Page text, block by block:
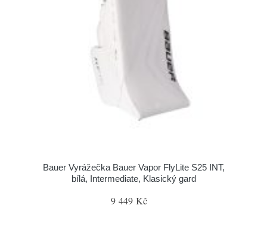
Bauer Vyrážečka Bauer Vapor FlyLite S25 INT,
bílá, Intermediate, Klasický gard
9 449 Kč